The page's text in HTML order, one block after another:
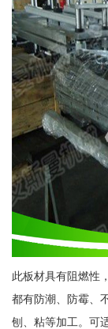
此板材具有阻燃性
都有防潮、防霉、
刨、粘等加工。可